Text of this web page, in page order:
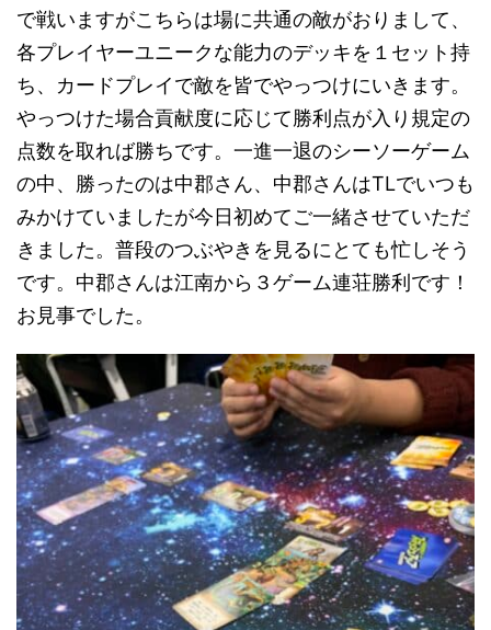
で戦いますがこちらは場に共通の敵がおりまして、
各プレイヤーユニークな能力のデッキを１セット持
ち、カードプレイで敵を皆でやっつけにいきます。
やっつけた場合貢献度に応じて勝利点が入り規定の
点数を取れば勝ちです。一進一退のシーソーゲーム
の中、勝ったのは中郡さん、中郡さんはTLでいつも
みかけていましたが今日初めてご一緒させていただ
きました。普段のつぶやきを見るにとても忙しそう
です。中郡さんは江南から３ゲーム連荘勝利です！
お見事でした。